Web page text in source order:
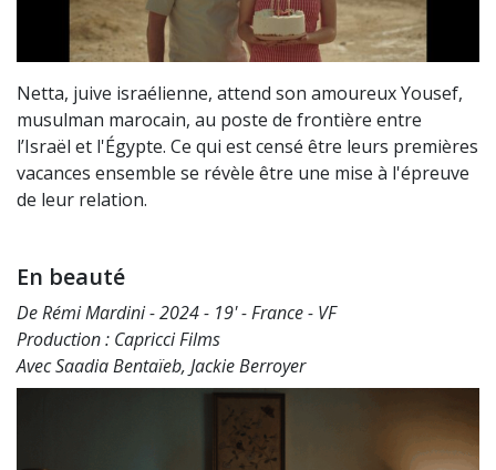
Netta, juive israélienne, attend son amoureux Yousef,
musulman marocain, au poste de frontière entre
l’Israël et l'Égypte. Ce qui est censé être leurs premières
vacances ensemble se révèle être une mise à l'épreuve
de leur relation.
En beauté
De Rémi Mardini - 2024 - 19' - France - VF
Production : Capricci Films
Avec Saadia Bentaïeb, Jackie Berroyer